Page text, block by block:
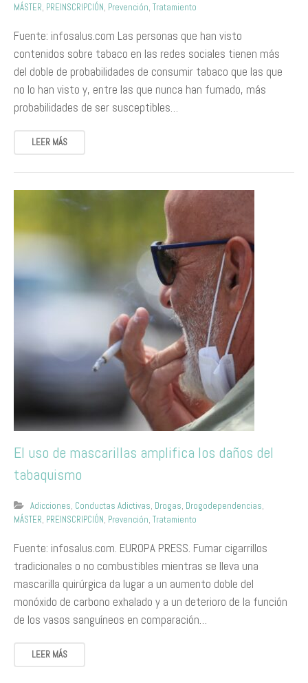
MÁSTER, PREINSCRIPCIÓN, Prevención, Tratamiento
Fuente: infosalus.com Las personas que han visto
contenidos sobre tabaco en las redes sociales tienen más
del doble de probabilidades de consumir tabaco que las que
no lo han visto y, entre las que nunca han fumado, más
probabilidades de ser susceptibles…
LEER MÁS
El uso de mascarillas amplifica los daños del
tabaquismo
Adicciones, Conductas Adictivas, Drogas, Drogodependencias,
MÁSTER, PREINSCRIPCIÓN, Prevención, Tratamiento
Fuente: infosalus.com. EUROPA PRESS. Fumar cigarrillos
tradicionales o no combustibles mientras se lleva una
mascarilla quirúrgica da lugar a un aumento doble del
monóxido de carbono exhalado y a un deterioro de la función
de los vasos sanguíneos en comparación…
LEER MÁS